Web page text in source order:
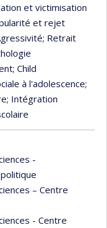
et victimisation
et rejet
; Retrait
; Child
à l'adolescence;
; Intégration
-
– Centre
- Centre